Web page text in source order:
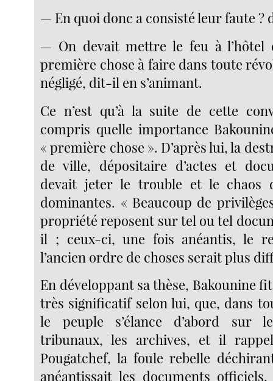
— En quoi donc a consisté leur faute ?
— On devait mettre le feu à l’hôtel
première chose à faire dans toute
négligé, dit-il en s’animant.
Ce n’est qu’à la suite de cette
compris quelle importance
« première chose ». D’après lui, la
de ville, dépositaire d’actes et
devait jeter le trouble et le chaos
dominantes. « Beaucoup de
propriété reposent sur tel ou tel
il ; ceux-ci, une fois anéantis, le
l’ancien ordre de choses serait plus
En développant sa thèse, Bakounine
très significatif selon lui, que, dans
le peuple s’élance d’abord sur
tribunaux, les archives, et il
Pougatchef, la foule rebelle
anéantissait les documents